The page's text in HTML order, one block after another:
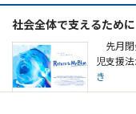
社会全体で支えるために
先月閉
児支援
き